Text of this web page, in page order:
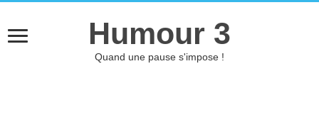
Humour 3
Quand une pause s'impose !